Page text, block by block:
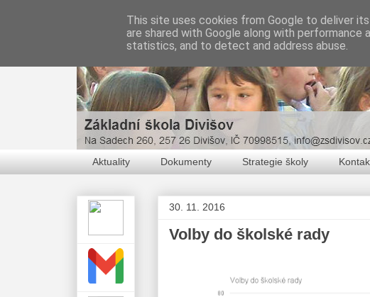
Aktuality Dokumenty Strategie školy
30. 11. 2016
Volby do školské rady
This site uses cookies from Google to deliver
are shared with Google along with
statistics, and to detect and address abuse.